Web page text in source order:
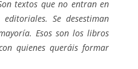
textos que no entran en
Se desestiman
Esos son los libros
quienes queráis formar